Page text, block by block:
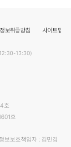
보취급방침 사이트맵
13:30)
호
호
보보호책임자 : 김민경